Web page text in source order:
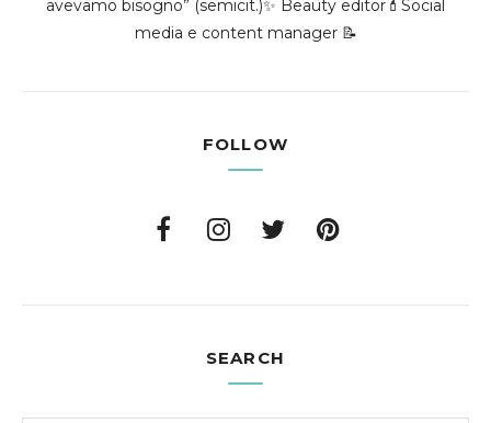
avevamo bisogno” (semicit.)✨ Beauty editor💄Social
media e content manager 📝
FOLLOW
SEARCH